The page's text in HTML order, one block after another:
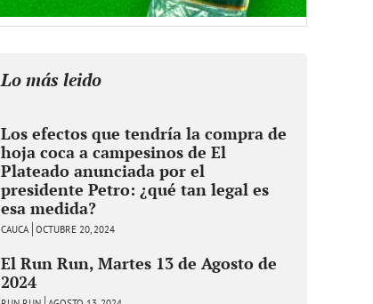
Lo más leido
Los efectos que tendría la compra de
hoja coca a campesinos de El
Plateado anunciada por el
presidente Petro: ¿qué tan legal es
esa medida?
CAUCA OCTUBRE 20, 2024
El Run Run, Martes 13 de Agosto de
2024